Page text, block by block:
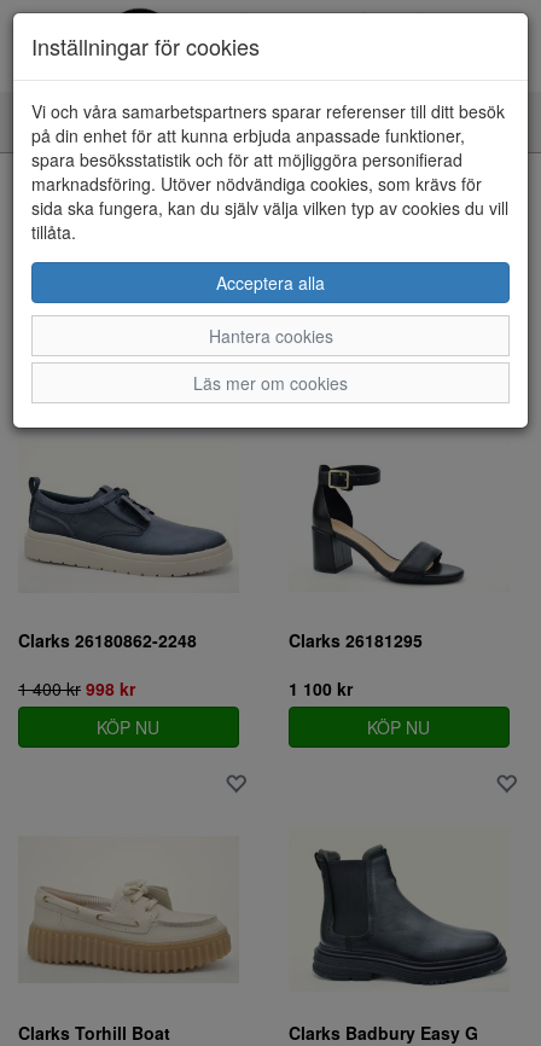
Toggle
navigation
Visa filter
Clarks (11 artiklar)
Sortera efter:
Clarks 26180862-2248
1 400 kr 998 kr
KÖP NU
Clarks 26181295
1 100 kr
KÖP NU
Clarks Torhill Boat
Clarks Badbury Easy G
Inställningar för cookies
Vi och våra samarbetspartners sparar referenser till ditt besök
på din enhet för att kunna erbjuda anpassade funktioner,
spara besöksstatistik och för att möjliggöra personifierad
marknadsföring. Utöver nödvändiga cookies, som krävs för
sida ska fungera, kan du själv välja vilken typ av cookies du vill
tillåta.
Acceptera alla
Hantera cookies
Läs mer om cookies